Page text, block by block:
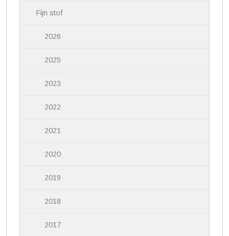
Fijn stof
2026
2025
2023
2022
2021
2020
2019
2018
2017